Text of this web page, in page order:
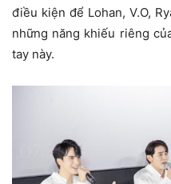
điều kiện để Lohan, V.O,
những năng khiếu riêng
tay này.